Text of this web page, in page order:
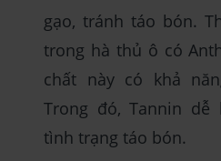
gạo, tránh táo bón.
trong hà thủ ô có
chất này có khả
Trong đó, Tannin
tình trạng táo bón.